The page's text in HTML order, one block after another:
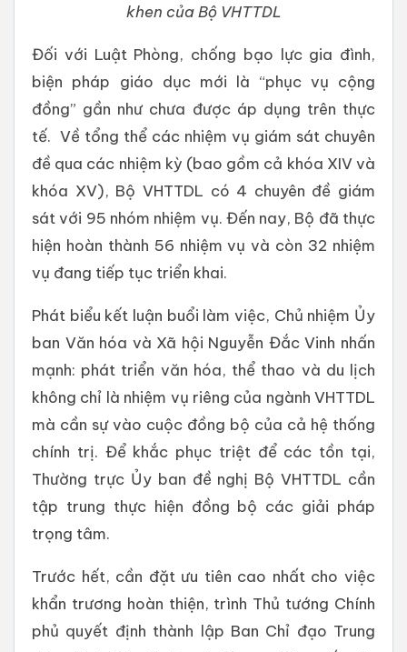
khen của Bộ VHTTDL
Đối với Luật Phòng, chống bạo lực gia đình,
biện pháp giáo dục mới là “phục vụ cộng
đồng” gần như chưa được áp dụng trên thực
tế. Về tổng thể các nhiệm vụ giám sát chuyên
đề qua các nhiệm kỳ (bao gồm cả khóa XIV và
khóa XV), Bộ VHTTDL có 4 chuyên đề giám
sát với 95 nhóm nhiệm vụ. Đến nay, Bộ đã thực
hiện hoàn thành 56 nhiệm vụ và còn 32 nhiệm
vụ đang tiếp tục triển khai.
Phát biểu kết luận buổi làm việc, Chủ nhiệm Ủy
ban Văn hóa và Xã hội Nguyễn Đắc Vinh nhấn
mạnh: phát triển văn hóa, thể thao và du lịch
không chỉ là nhiệm vụ riêng của ngành VHTTDL
mà cần sự vào cuộc đồng bộ của cả hệ thống
chính trị. Để khắc phục triệt để các tồn tại,
Thường trực Ủy ban đề nghị Bộ VHTTDL cần
tập trung thực hiện đồng bộ các giải pháp
trọng tâm.
Trước hết, cần đặt ưu tiên cao nhất cho việc
khẩn trương hoàn thiện, trình Thủ tướng Chính
phủ quyết định thành lập Ban Chỉ đạo Trung